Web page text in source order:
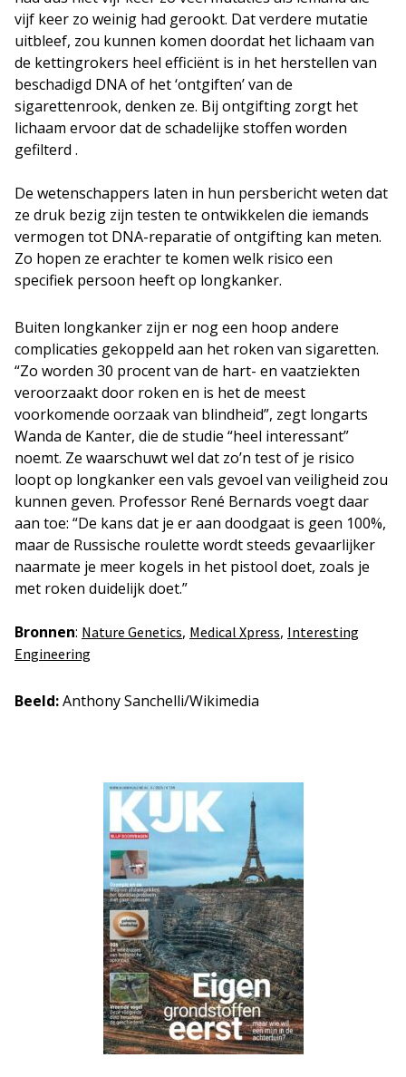
vijf keer zo weinig had gerookt. Dat verdere mutatie
uitbleef, zou kunnen komen doordat het lichaam van
de kettingrokers heel efficiënt is in het herstellen van
beschadigd DNA of het ‘ontgiften’ van de
sigarettenrook, denken ze. Bij ontgifting zorgt het
lichaam ervoor dat de schadelijke stoffen worden
gefilterd .
De wetenschappers laten in hun persbericht weten dat
ze druk bezig zijn testen te ontwikkelen die iemands
vermogen tot DNA-reparatie of ontgifting kan meten.
Zo hopen ze erachter te komen welk risico een
specifiek persoon heeft op longkanker.
Buiten longkanker zijn er nog een hoop andere
complicaties gekoppeld aan het roken van sigaretten.
“Zo worden 30 procent van de hart- en vaatziekten
veroorzaakt door roken en is het de meest
voorkomende oorzaak van blindheid”, zegt longarts
Wanda de Kanter, die de studie “heel interessant”
noemt. Ze waarschuwt wel dat zo’n test of je risico
loopt op longkanker een vals gevoel van veiligheid zou
kunnen geven. Professor René Bernards voegt daar
aan toe: “De kans dat je er aan doodgaat is geen 100%,
maar de Russische roulette wordt steeds gevaarlijker
naarmate je meer kogels in het pistool doet, zoals je
met roken duidelijk doet.”
Bronnen: Nature Genetics, Medical Xpress, Interesting
Engineering
Beeld:Anthony Sanchelli/Wikimedia